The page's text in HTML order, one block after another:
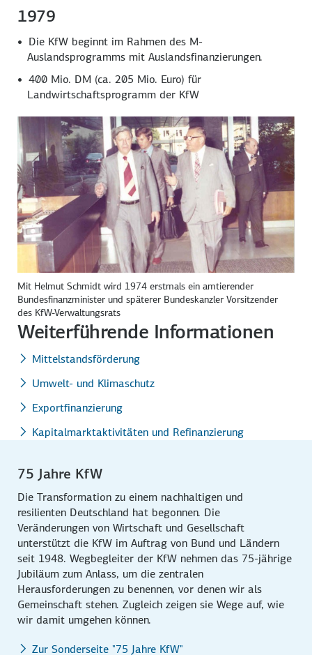
Mit Helmut Schmidt wird 1974 erstmals ein amtierender
Bundesfinanzminister und späterer Bundeskanzler Vorsitzender
des KfW-Verwaltungsrats
1979
Die KfW beginnt im Rahmen des M-
Auslandsprogramms mit Auslandsfinanzierungen.
400 Mio. DM (ca. 205 Mio. Euro) für
Landwirtschaftsprogramm der KfW
Weiterführende Informationen
Mittelstandsförderung
Umwelt- und Klimaschutz
Exportfinanzierung
Kapitalmarktaktivitäten und Refinanzierung
75 Jahre KfW
Die Transformation zu einem nachhaltigen und
resilienten Deutschland hat begonnen. Die
Veränderungen von Wirtschaft und Gesellschaft
unterstützt die KfW im Auftrag von Bund und Ländern
seit 1948. Wegbegleiter der KfW nehmen das 75-jährige
Jubiläum zum Anlass, um die zentralen
Herausforderungen zu benennen, vor denen wir als
Gemeinschaft stehen. Zugleich zeigen sie Wege auf, wie
wir damit umgehen können.
Zur Sonderseite "75 Jahre KfW"